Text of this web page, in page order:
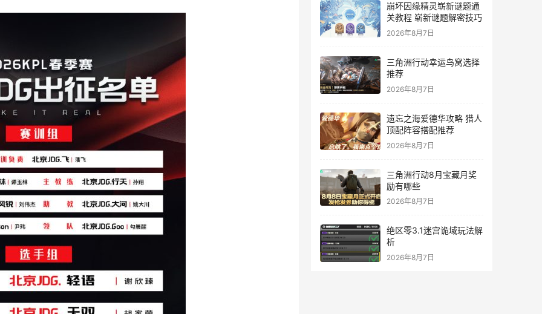
崩坏因缘精灵崭新谜题通
关教程 崭新谜题解密技巧
2026年8月7日
三角洲行动幸运鸟窝选择
推荐
2026年8月7日
遗忘之海爱德华攻略 猎人
顶配阵容搭配推荐
2026年8月7日
三角洲行动8月宝藏月奖
励有哪些
2026年8月7日
绝区零3.1迷宫诡域玩法解
析
2026年8月7日